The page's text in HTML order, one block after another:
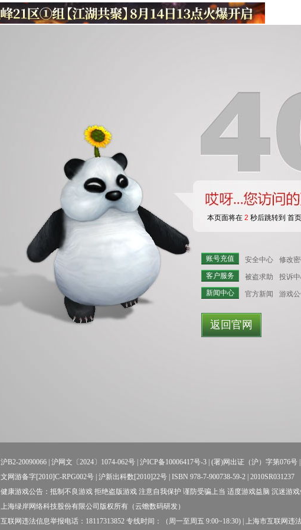
本页面将在 2 秒后跳转到 首页
账号充值 安全中心
修改
客户服务
被盗求助 投诉
新闻中心
官方新闻 游戏
返回官网
沪B2-20090066 | 沪网文〔2024〕1074-062号 沪ICP备10006417号-3 | (署)网出证（沪）字第076号 |
文网游备字[2010]C-RPG002号 | 沪新出科数[2010]22号 | ISBN 978-7-900738-59-2 | 2010SR031237
健康游戏公告：抵制不良游戏 拒绝盗版游戏 注意自我保护 谨防受骗上当 适度游戏益脑 沉迷游
上海绿岸网络科技股份有限公司版权所有（云蟾数码研发）
互联网违法信息举报电话：18117313852 专线时间：（周一至周五 9:00~18:30) | 上海市互联网违